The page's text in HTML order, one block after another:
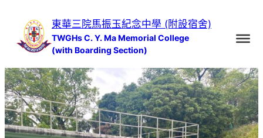
內
容
東華三院馬振玉紀念中學 (附設宿舍)
TWGHs C. Y. Ma Memorial College
(with Boarding Section)